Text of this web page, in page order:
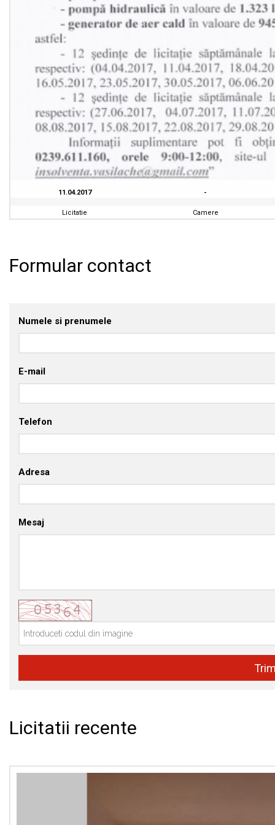
11.04.2017
Licitatie
-
Camere
Formular contact
Numele si prenumele
E-mail
Telefon
Adresa
Mesaj
Licitatii recente